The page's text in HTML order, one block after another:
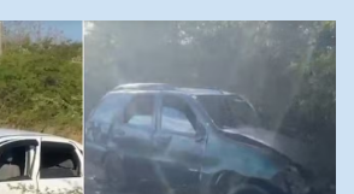
da cidadania. O projeto prevê ainda que
ocorra uma vez por semana, em dia
Municipal de Educação do município. É
escolas da rede de ensino público
a discussão das letras do Hino
a estimular os estudantes interpretar